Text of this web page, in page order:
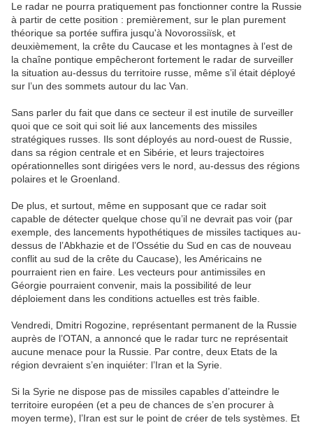
Le radar ne pourra pratiquement pas fonctionner contre la Russie
à partir de cette position : premièrement, sur le plan purement
théorique sa portée suffira jusqu'à Novorossiïsk, et
deuxièmement, la crête du Caucase et les montagnes à l’est de
la chaîne pontique empêcheront fortement le radar de surveiller
la situation au-dessus du territoire russe, même s’il était déployé
sur l’un des sommets autour du lac Van.
Sans parler du fait que dans ce secteur il est inutile de surveiller
quoi que ce soit qui soit lié aux lancements des missiles
stratégiques russes. Ils sont déployés au nord-ouest de Russie,
dans sa région centrale et en Sibérie, et leurs trajectoires
opérationnelles sont dirigées vers le nord, au-dessus des régions
polaires et le Groenland.
De plus, et surtout, même en supposant que ce radar soit
capable de détecter quelque chose qu’il ne devrait pas voir (par
exemple, des lancements hypothétiques de missiles tactiques au-
dessus de l’Abkhazie et de l’Ossétie du Sud en cas de nouveau
conflit au sud de la crête du Caucase), les Américains ne
pourraient rien en faire. Les vecteurs pour antimissiles en
Géorgie pourraient convenir, mais la possibilité de leur
déploiement dans les conditions actuelles est très faible.
Vendredi, Dmitri Rogozine, représentant permanent de la Russie
auprès de l’OTAN, a annoncé que le radar turc ne représentait
aucune menace pour la Russie. Par contre, deux Etats de la
région devraient s’en inquiéter: l’Iran et la Syrie.
Si la Syrie ne dispose pas de missiles capables d’atteindre le
territoire européen (et a peu de chances de s’en procurer à
moyen terme), l’Iran est sur le point de créer de tels systèmes. Et